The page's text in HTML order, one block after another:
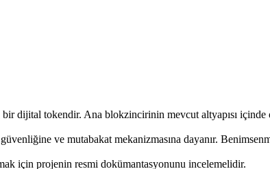
tokendir. Ana blokzincirinin mevcut altyapısı içinde
ve mutabakat mekanizmasına dayanır.
için projenin resmi dokümantasyonunu incelemelidir.